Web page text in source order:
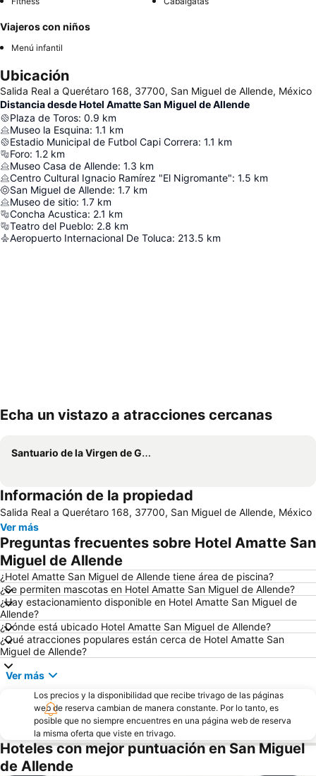
Viajeros con niños
Menú infantil
Ubicación
Salida Real a Querétaro 168, 37700, San Miguel de Allende, México
Distancia desde Hotel Amatte San Miguel de Allende
Plaza de Toros: 0.9 km
Museo la Esquina: 1.1 km
Estadio Municipal de Futbol Capi Correra: 1.1 km
Foro: 1.2 km
Museo Casa de Allende: 1.3 km
Centro Cultural Ignacio Ramírez "El Nigromante": 1.5 km
San Miguel de Allende: 1.7 km
Museo de sitio: 1.7 km
Concha Acustica: 2.1 km
Teatro del Pueblo: 2.8 km
Aeropuerto Internacional De Toluca: 213.5 km
Echa un vistazo a atracciones cercanas
Santuario de la Virgen de Guadalupe
Información de la propiedad
Salida Real a Querétaro 168, 37700, San Miguel de Allende, México
Ver más
Preguntas frecuentes sobre Hotel Amatte San
Miguel de Allende
¿Hotel Amatte San Miguel de Allende tiene área de piscina?
¿Se permiten mascotas en Hotel Amatte San Miguel de Allende?
¿Hay estacionamiento disponible en Hotel Amatte San Miguel de
Allende?
¿Dónde está ubicado Hotel Amatte San Miguel de Allende?
¿Qué atracciones populares están cerca de Hotel Amatte San
Miguel de Allende?
Ver más
Los precios y la disponibilidad que recibe trivago de las páginas
web de reserva cambian de manera constante. Por lo tanto, es
posible que no siempre encuentres en una página web de reserva
la misma oferta que viste en trivago.
Hoteles con mejor puntuación en San Miguel
de Allende